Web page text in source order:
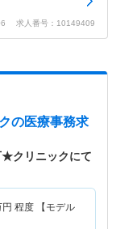
求人番号：10149409
の医療事務求
★クリニックにて
程度 【モデル